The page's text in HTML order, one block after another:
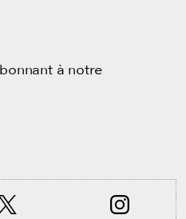
à notre